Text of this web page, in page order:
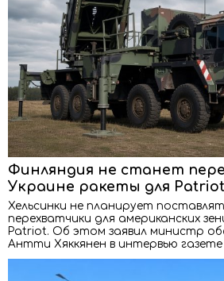
Финляндия не станет
Украине ракеты для Patriot
Хельсинки не планирует
перехватчики для американских
Patriot. Об этом заявил министр
Антти Хяккянен в интервью